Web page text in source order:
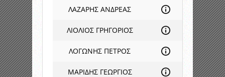
ΛΑΖΑΡΗΣ ΑΝΔΡΕΑΣ
ΛΙΟΛΙΟΣ ΓΡΗΓΟΡΙΟΣ
ΛΟΓΩΝΗΣ ΠΕΤΡΟΣ
ΜΑΡΙΔΗΣ ΓΕΩΡΓΙΟΣ